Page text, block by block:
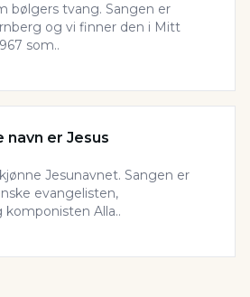
bølgers tvang. Sangen er
og vi finner den i Mitt
som..
navn er Jesus
Jesunavnet. Sangen er
evangelisten,
Alla..